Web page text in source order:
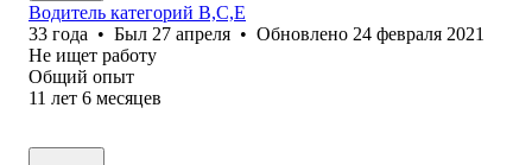
Водитель категорий В,C,E
33 года • Был 27 апреля • Обновлено 24 февраля 2021
Не ищет работу
Общий опыт
11 лет 6 месяцев